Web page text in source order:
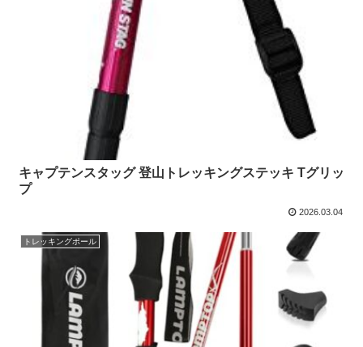
キャプテンスタッグ 登山トレッキングステッキ Tグリッ
プ
2026.03.04
トレッキングポール